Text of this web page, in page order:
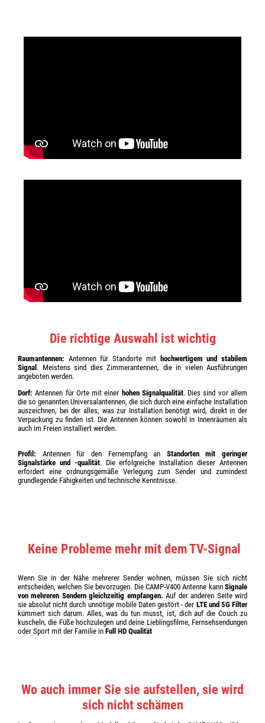
Die richtige Auswahl ist wichtig
Raumantennen: Antennen für Standorte mit hochwertigem und stabilem
Signal . Meistens sind dies Zimmerantennen, die in vielen Ausführungen
angeboten werden.
Dorf:Antennen für Orte mit einer hohen Signalqualität. Dies sind vor allem
die so genannten Universalantennen, die sich durch eine einfache Installation
auszeichnen, bei der alles, was zur Installation benötigt wird, direkt in der
Verpackung zu finden ist. Die Antennen können sowohl in Innenräumen als
auch im Freien installiert werden.
Profil: Antennen für den Fernempfang an Standorten mit geringer
Signalstärke und -qualität. Die erfolgreiche Installation dieser Antennen
erfordert eine ordnungsgemäße Verlegung zum Sender und zumindest
grundlegende Fähigkeiten und technische Kenntnisse.
Keine Probleme mehr mit dem TV-Signal
Wenn Sie in der Nähe mehrerer Sender wohnen, müssen Sie sich nicht
entscheiden, welchen Sie bevorzugen. Die CAMP-V400 Antenne kann Signale
von mehreren Sendern gleichzeitig empfangen. Auf der anderen Seite wird
sie absolut nicht durch unnötige mobile Daten gestört - der LTE und 5G Filter
kümmert sich darum. Alles, was du tun musst, ist, dich auf die Couch zu
kuscheln, die Füße hochzulegen und deine Lieblingsfilme, Fernsehsendungen
oder Sport mit der Familie in Full HD Qualität
Wo auch immer Sie sie aufstellen, sie wird
sich nicht schämen